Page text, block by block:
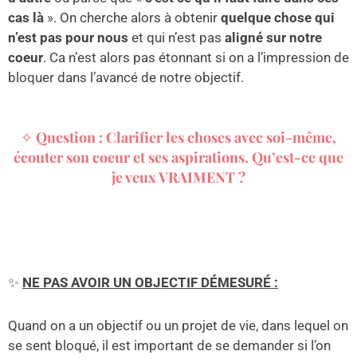
cas là ». On cherche alors à obtenir quelque chose qui
n’est pas pour nous et qui n’est pas aligné sur notre
coeur. Ca n’est alors pas étonnant si on a l’impression de
bloquer dans l’avancé de notre objectif.
✧ Question : Clarifier les choses avec soi-même,
écouter son coeur et ses aspirations. Qu’est-ce que
je veux VRAIMENT ?
✨ NE PAS AVOIR UN OBJECTIF DÉMESURÉ :
Quand on a un objectif ou un projet de vie, dans lequel on
se sent bloqué, il est important de se demander si l’on